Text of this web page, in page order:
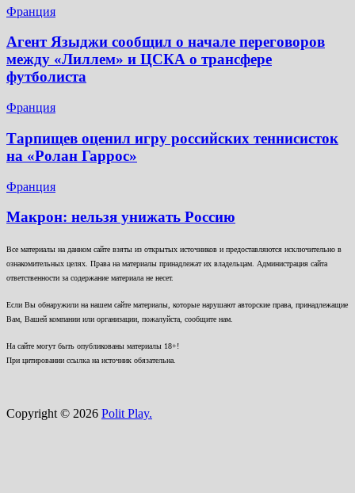
Франция
Агент Языджи сообщил о начале переговоров
между «Лиллем» и ЦСКА о трансфере
футболиста
Франция
Тарпищев оценил игру российских теннисисток
на «Ролан Гаррос»
Франция
Макрон: нельзя унижать Россию
Все материалы на данном сайте взяты из открытых источников и предоставляются исключительно в
ознакомительных целях. Права на материалы принадлежат их владельцам. Администрация сайта
ответственности за содержание материала не несет.
Если Вы обнаружили на нашем сайте материалы, которые нарушают авторские права, принадлежащие
Вам, Вашей компании или организации, пожалуйста, сообщите нам.
На сайте могут быть опубликованы материалы 18+!
При цитировании ссылка на источник обязательна.
Copyright © 2026 Polit Play.